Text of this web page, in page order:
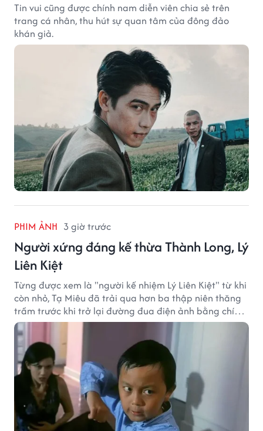
Tin vui cũng được chính nam diễn viên chia sẻ trên
trang cá nhân, thu hút sự quan tâm của đông đảo
khán giả.
PHIM ẢNH 3 giờ trước
Người xứng đáng kế thừa Thành Long, Lý
Liên Kiệt
Từng được xem là "người kế nhiệm Lý Liên Kiệt" từ khi
còn nhỏ, Tạ Miêu đã trải qua hơn ba thập niên thăng
trầm trước khi trở lại đường đua điện ảnh bằng chính
sở trường võ thuật.